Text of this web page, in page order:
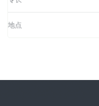
地点